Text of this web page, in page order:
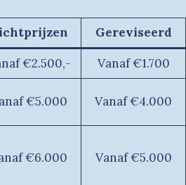
Gereviseerd
€2.500,-
Vanaf €1.700
€5.000 Vanaf €4.000
€6.000 Vanaf €5.000